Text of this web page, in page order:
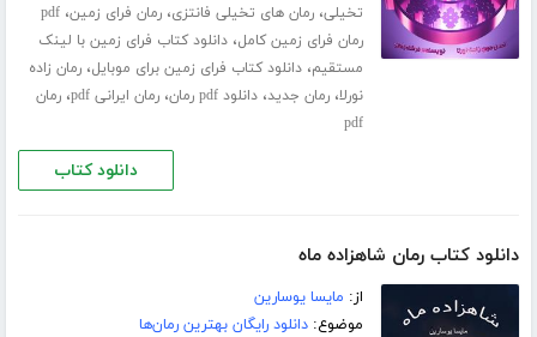
تخیلی،رمان های تخیلی فانتزی،رمان فرای زمین،pdf
رمان فرای زمین کامل،دانلود کتاب فرای زمین با لینک
مستقیم،دانلود کتاب فرای زمین برای موبایل،رمان زاده
نورلا،رمان جدید،دانلود pdf رمان ،رمان ایرانی pdf ،رمان
pdf
دانلود کتاب
دانلود کتاب رمان شاهزاده ماه
از: مایسا یوسارین
موضوع:دانلود رایگان بهترین رمان‌ها